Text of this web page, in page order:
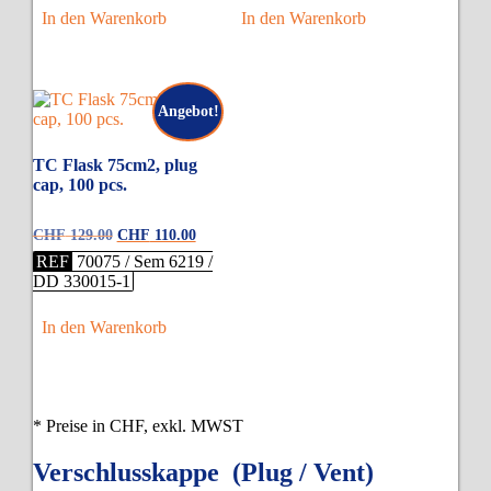
In den Warenkorb In den Warenkorb
Angebot!
TC Flask 75cm2, plug
cap, 100 pcs.
CHF129.00 Ursprünglicher
Preis
war:
CHF 129.00
CHF 110.00Aktueller
Preis
ist:
REF 70075 / Sem 6219 /
DD 330015-1
In den Warenkorb
* Preise in CHF, exkl. MWST
Verschlusskappe (Plug / Vent)